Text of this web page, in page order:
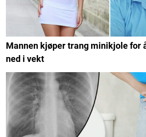
Mannen kjøper trang minikjole for
ned i vekt